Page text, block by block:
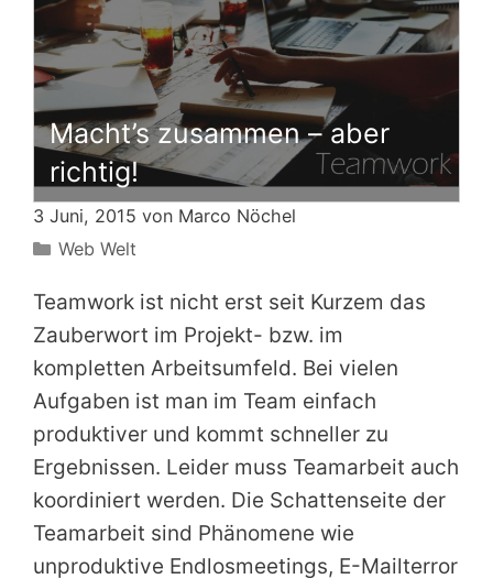
Macht’s zusammen – aber
richtig!
3 Juni, 2015 von Marco Nöchel
Kategorien
Web Welt
Teamwork ist nicht erst seit Kurzem das
Zauberwort im Projekt- bzw. im
kompletten Arbeitsumfeld. Bei vielen
Aufgaben ist man im Team einfach
produktiver und kommt schneller zu
Ergebnissen. Leider muss Teamarbeit auch
koordiniert werden. Die Schattenseite der
Teamarbeit sind Phänomene wie
unproduktive Endlosmeetings, E-Mailterror